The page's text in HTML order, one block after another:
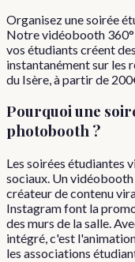
Organisez une soirée
Notre vidéobooth
vos étudiants créent
instantanément sur les
du Isère, à partir de
Pourquoiune
photobooth ?
Les soirées étudiantes
sociaux. Un
créateur de contenu
Instagram font la
des murs de la salle.
intégré, c'est
les associations